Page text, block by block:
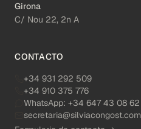
Girona
C/ Nou 22, 2n A
CONTACTO
+34 931 292 509
+34 910 375 776
WhatsApp: +34 647 43 08 62
secretaria@silviacongost.com